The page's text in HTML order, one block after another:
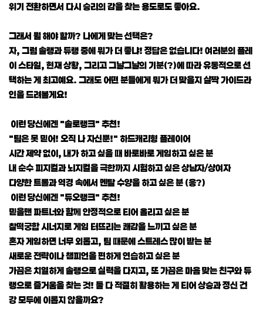
위기 전환하면서 다시 승리의 감을 찾는 용도로도 좋아요.
그래서 뭘 해야 할까? 나에게 맞는 선택은?
자, 그럼 솔랭과 듀랭 중에 뭐가 더 좋냐! 정답은 없습니다! 여러분의 플레
이 스타일, 현재 상황, 그리고 그날그날의 기분(?)에 따라 유동적으로 선
택하는 게 최고예요. 그래도 어떤 분들에게 뭐가 더 맞을지 살짝 가이드라
인을 드려볼게요!
이런 당신에겐 "솔로랭크" 추천!
"팀은 못 믿어! 오직 나 자신뿐!" 하드캐리형 플레이어
시간 제약 없이, 내가 하고 싶을 때 바로바로 게임하고 싶은 분
내 순수 피지컬과 뇌지컬을 극한까지 시험하고 싶은 상남자/상여자
다양한 트롤과 역경 속에서 멘탈 수양을 하고 싶은 분 (응?)
이런 당신에겐 "듀오랭크" 추천!
믿을맨 파트너와 함께 안정적으로 티어 올리고 싶은 분
찰떡궁합 시너지로 게임 터뜨리는 쾌감을 느끼고 싶은 분
혼자 게임하면 너무 외롭고, 팀 때문에 스트레스 많이 받는 분
새로운 전략이나 챔피언을 편하게 연습하고 싶은 분
가끔은 치열하게 솔랭으로 실력을 다지고, 또 가끔은 마음 맞는 친구와 듀
랭으로 즐거움을 찾는 것! 둘 다 적절히 활용하는 게 티어 상승과 정신 건
강 모두에 이롭지 않을까요?